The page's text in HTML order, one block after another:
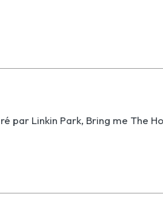
par Linkin Park, Bring me The